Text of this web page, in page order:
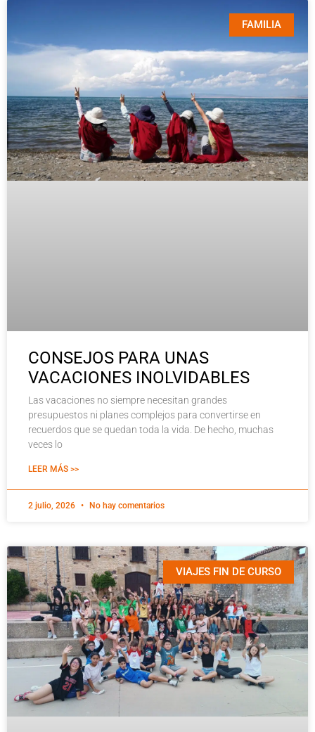
FAMILIA
CONSEJOS PARA UNAS
VACACIONES INOLVIDABLES
Las vacaciones no siempre necesitan grandes
presupuestos ni planes complejos para convertirse en
recuerdos que se quedan toda la vida. De hecho, muchas
veces lo
LEER MÁS >>
2 julio, 2026 No hay comentarios
VIAJES FIN DE CURSO